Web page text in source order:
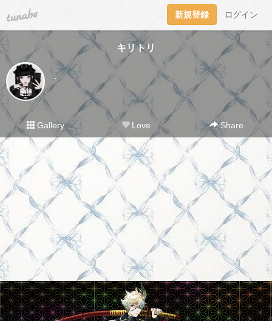
tuna.be 新規登録 ログイン
キリトリ
.
Gallery Love Share